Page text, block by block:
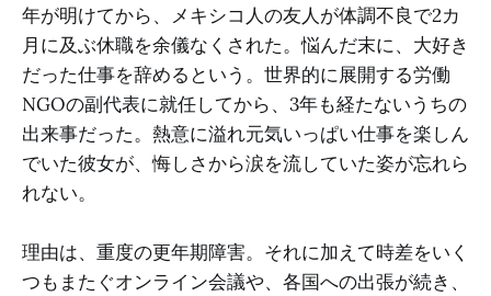
年が明けてから、メキシコ人の友人が体調不良で2カ
月に及ぶ休職を余儀なくされた。悩んだ末に、大好き
だった仕事を辞めるという。世界的に展開する労働
NGOの副代表に就任してから、3年も経たないうちの
出来事だった。熱意に溢れ元気いっぱい仕事を楽しん
でいた彼女が、悔しさから涙を流していた姿が忘れら
れない。
理由は、重度の更年期障害。それに加えて時差をいく
つもまたぐオンライン会議や、各国への出張が続き、